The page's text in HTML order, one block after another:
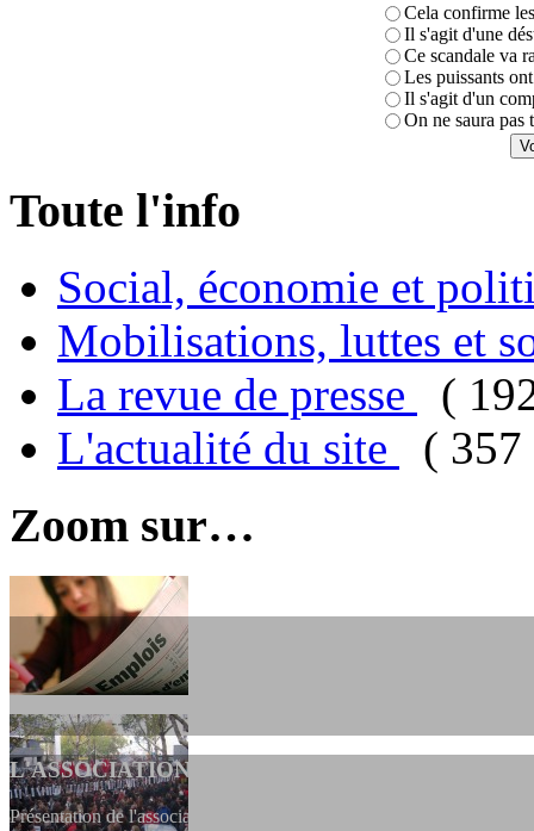
Cela confirme
Il s'agit d'une
Ce scandale va
Les puissants
Il s'agit d'un
On ne saura pas
Toute l'info
Social, économie et
Mobilisations, luttes et
La revue de presse
(
L'actualité du site
( 357
Zoom sur…
L'ASSOCIATION
Présentation de l'association et de sa charte qui encadre nos actions